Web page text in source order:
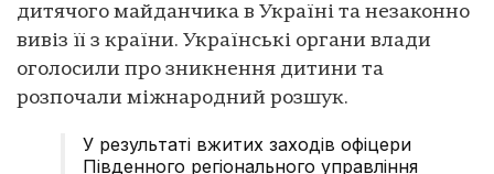
дитячого майданчика в Україні та незаконно
вивіз її з країни. Українські органи влади
оголосили про зникнення дитини та
розпочали міжнародний розшук.
У результаті вжитих заходів офіцери
Південного регіонального управління